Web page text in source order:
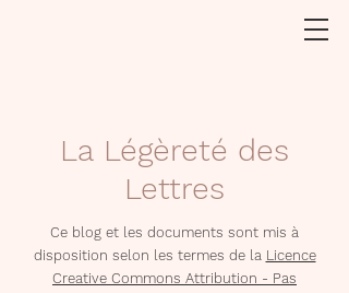
La Légèreté des
Lettres
Ce blog et les documents sont mis à
disposition selon les termes de la Licence
Creative Commons Attribution - Pas